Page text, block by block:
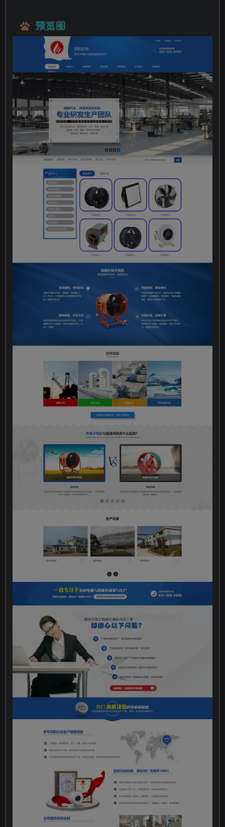
预览图